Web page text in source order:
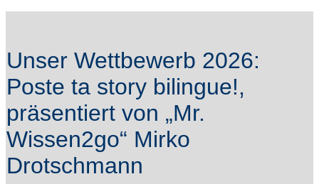
Unser Wettbewerb 2026:
Poste ta story bilingue!,
präsentiert von „Mr.
Wissen2go“ Mirko
Drotschmann